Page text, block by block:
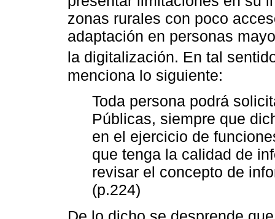
zonas rurales con poco
adaptación en personas
la digitalización. En tal
menciona lo siguiente:
Toda persona podrá
Públicas, siempre que
en el ejercicio de
que tenga la calidad de
revisar el concepto de
(p.224)